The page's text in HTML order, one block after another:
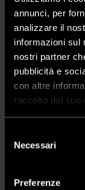
annunci, per
analizzare il
informazioni sul
nostri partner
pubblicità e
con altre
raccolto dal suo
delNecessari
Preferenze
Pouches e
Per fare in modo
corretta è
materiali di
consumabile sia
Pouches
Le pouches sono